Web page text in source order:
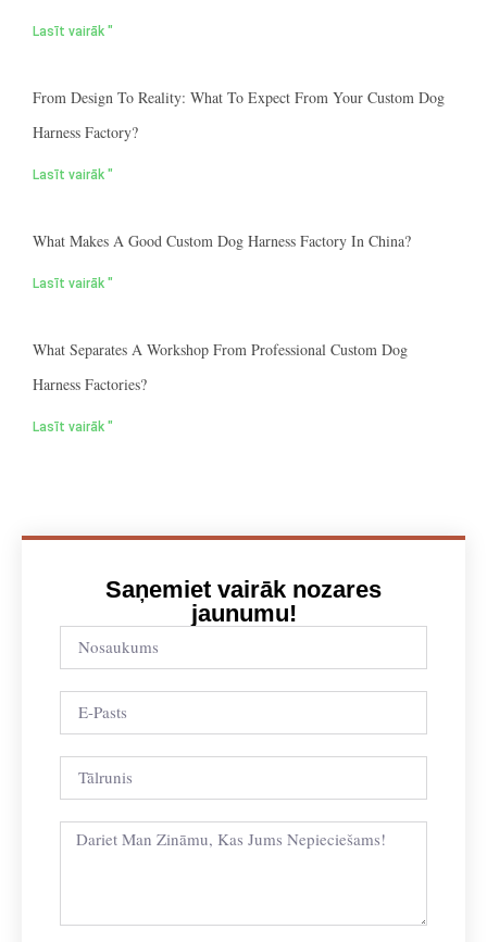
Lasīt vairāk "
From Design To Reality: What To Expect From Your Custom Dog
Harness Factory?
Lasīt vairāk "
What Makes A Good Custom Dog Harness Factory In China?
Lasīt vairāk "
What Separates A Workshop From Professional Custom Dog
Harness Factories?
Lasīt vairāk "
Saņemiet vairāk nozares
jaunumu!